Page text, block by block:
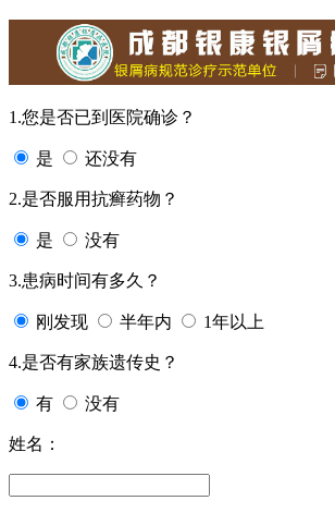
1.您是否已到医院确诊？
是 还没有
2.是否服用抗癣药物？
是 没有
3.患病时间有多久？
刚发现 半年内 1年以上
4.是否有家族遗传史？
有 没有
姓名：